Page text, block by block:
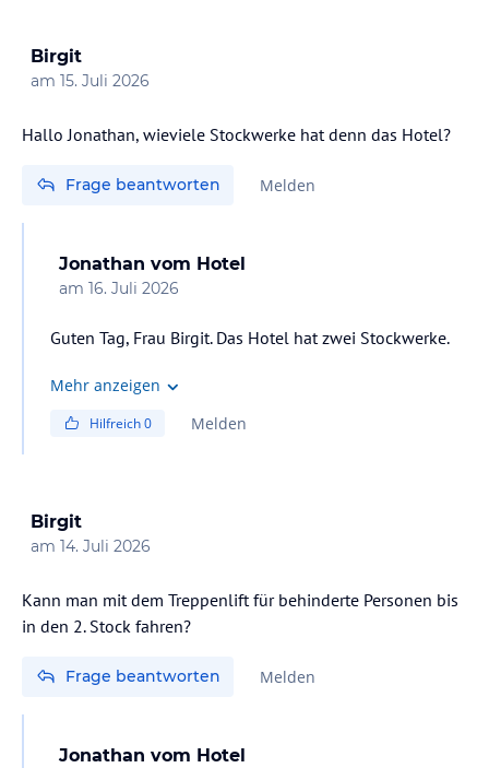
Birgit
am 15. Juli 2026
Hallo Jonathan, wieviele Stockwerke hat denn das Hotel?
Frage beantworten Melden
Jonathan vom Hotel
am 16. Juli 2026
Guten Tag, Frau Birgit. Das Hotel hat zwei Stockwerke.
Mehr anzeigen
Hilfreich0 Melden
Birgit
am 14. Juli 2026
Kann man mit dem Treppenlift für behinderte Personen bis
in den 2. Stock fahren?
Frage beantworten Melden
Jonathan vom Hotel